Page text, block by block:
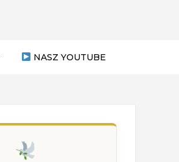
NASZ YOUTUBE